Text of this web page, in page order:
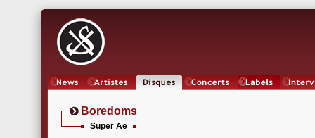
Boredoms
Super Ae